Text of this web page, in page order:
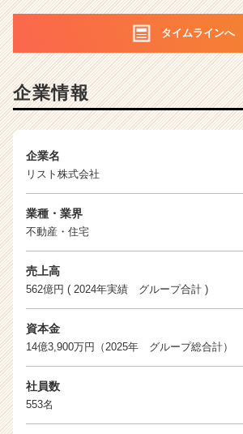
タイムラインへ
企業情報
企業名
リスト株式会社
業種・業界
不動産・住宅
売上高
562億円 ( 2024年実績 グループ合計 )
資本金
14億3,900万円（2025年 グループ総合計）
社員数
553名